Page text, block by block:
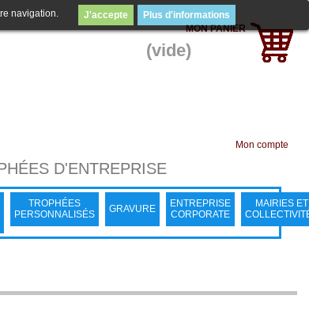
MON PANIER
(vide)
Mon compte
D'ENTREPRISE
TROPHÉES
PERSONNALISÉS
GRAVURE
ENTREPRISE
CORPORATE
MAIRIES ET
navigation. J'accepte Plus d'informations